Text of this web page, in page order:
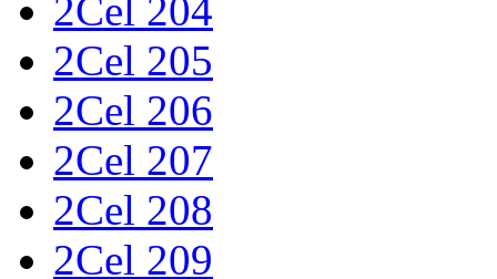
2Cel 204
2Cel 205
2Cel 206
2Cel 207
2Cel 208
2Cel 209